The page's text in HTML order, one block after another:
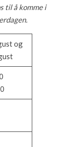
til å komme i
og